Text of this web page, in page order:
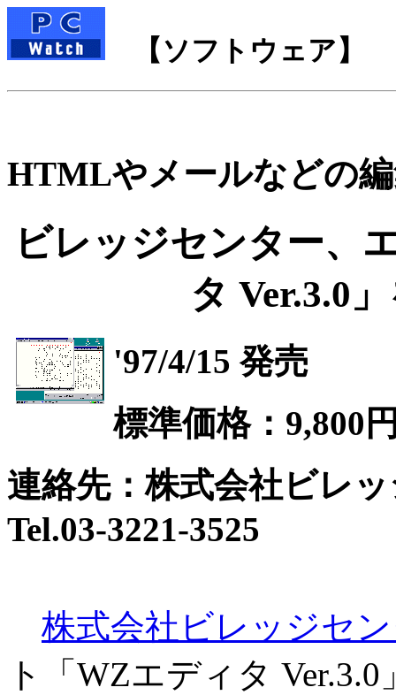
【ソフトウェア】
HTMLやメールなどの
ビレッジセンター、
タ Ver.3.0
'97/4/15 発売
標準価格：9,800
連絡先：株式会社ビレ
Tel.03-3221-3525
株式会社ビレッジセ
ト「WZエディタ